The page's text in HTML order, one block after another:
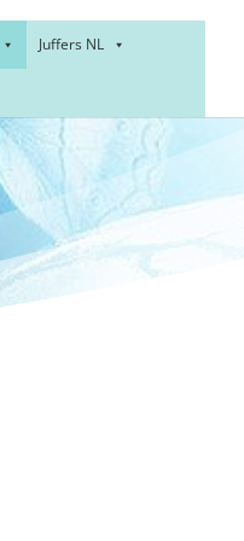
Juffers NL